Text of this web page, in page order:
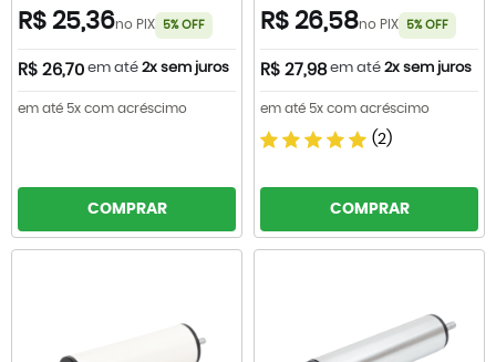
R$ 25,36no PIX 5% OFF
R$ 26,70 em até 2x sem juros
em até 5x com acréscimo
COMPRAR
R$ 26,58no PIX 5% OFF
R$ 27,98 em até 2x sem juros
em até 5x com acréscimo
(2)
COMPRAR